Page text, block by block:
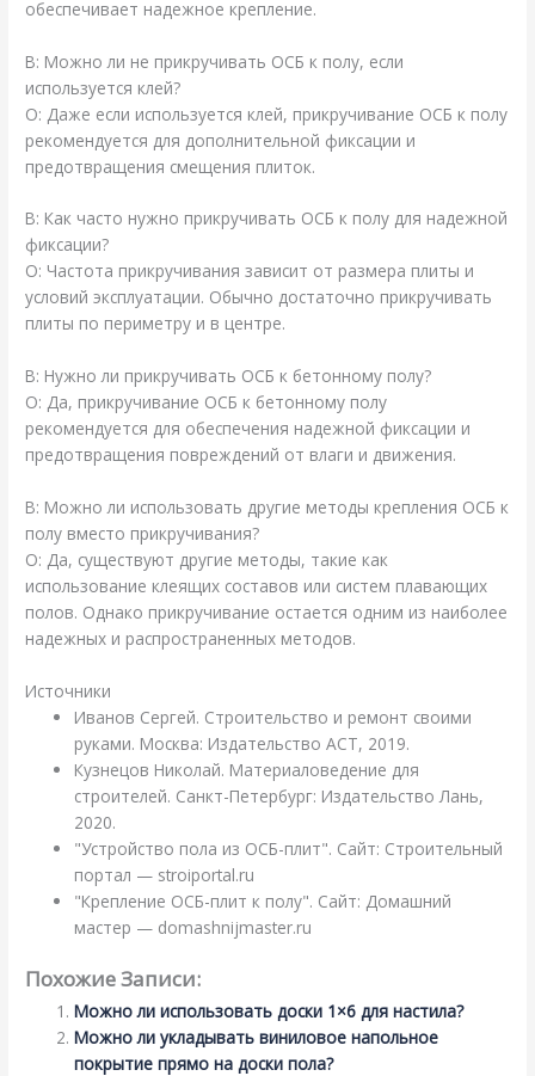
обеспечивает надежное крепление.
В: Можно ли не прикручивать ОСБ к полу, если
используется клей?
О: Даже если используется клей, прикручивание ОСБ к полу
рекомендуется для дополнительной фиксации и
предотвращения смещения плиток.
В: Как часто нужно прикручивать ОСБ к полу для надежной
фиксации?
О: Частота прикручивания зависит от размера плиты и
условий эксплуатации. Обычно достаточно прикручивать
плиты по периметру и в центре.
В: Нужно ли прикручивать ОСБ к бетонному полу?
О: Да, прикручивание ОСБ к бетонному полу
рекомендуется для обеспечения надежной фиксации и
предотвращения повреждений от влаги и движения.
В: Можно ли использовать другие методы крепления ОСБ к
полу вместо прикручивания?
О: Да, существуют другие методы, такие как
использование клеящих составов или систем плавающих
полов. Однако прикручивание остается одним из наиболее
надежных и распространенных методов.
Источники
Иванов Сергей. Строительство и ремонт своими
руками. Москва: Издательство АСТ, 2019.
Кузнецов Николай. Материаловедение для
строителей. Санкт-Петербург: Издательство Лань,
2020.
"Устройство пола из ОСБ-плит". Сайт: Строительный
портал — stroiportal.ru
"Крепление ОСБ-плит к полу". Сайт: Домашний
мастер — domashnijmaster.ru
Похожие Записи:
Можно ли использовать доски 1×6 для настила?
Можно ли укладывать виниловое напольное
покрытие прямо на доски пола?